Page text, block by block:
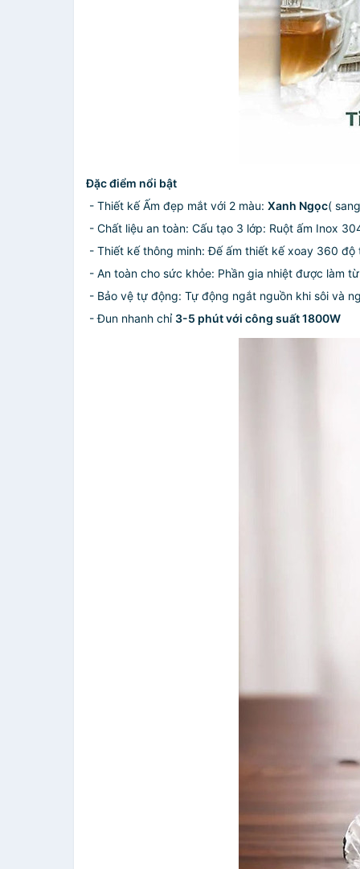
Đặc điểm nổi bật
- Thiết kế Ấm đẹp mắt với 2 màu: Xanh Ngọc(
- Chất liệu an toàn: Cấu tạo 3 lớp: Ruột ấm
- Thiết kế thông minh: Đế ấm thiết kế xoay 360 độ
- An toàn cho sức khỏe: Phần gia nhiệt
- Bảo vệ tự động: Tự động ngắt nguồn khi sôi
- Đun nhanh chỉ 3-5 phút với công suất 1800W